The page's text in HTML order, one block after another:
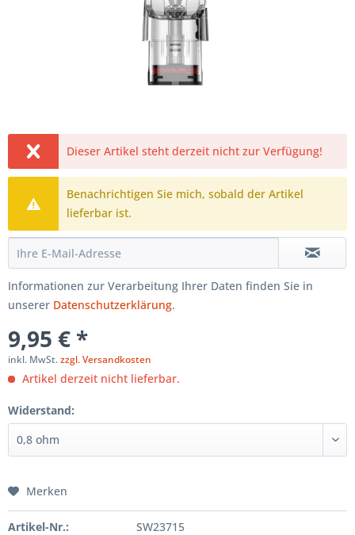
Dieser Artikel steht derzeit nicht zur Verfügung!
Benachrichtigen Sie mich, sobald der Artikel
lieferbar ist.
Informationen zur Verarbeitung Ihrer Daten finden Sie in
unserer Datenschutzerklärung.
9,95 € *
inkl. MwSt.zzgl. Versandkosten
Artikel derzeit nicht lieferbar.
Widerstand:
Merken
Artikel-Nr.: SW23715